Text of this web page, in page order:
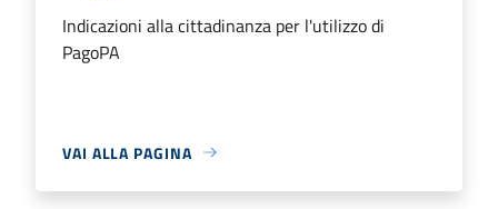
Indicazioni alla cittadinanza per l'utilizzo di
PagoPA
VAI ALLA PAGINA